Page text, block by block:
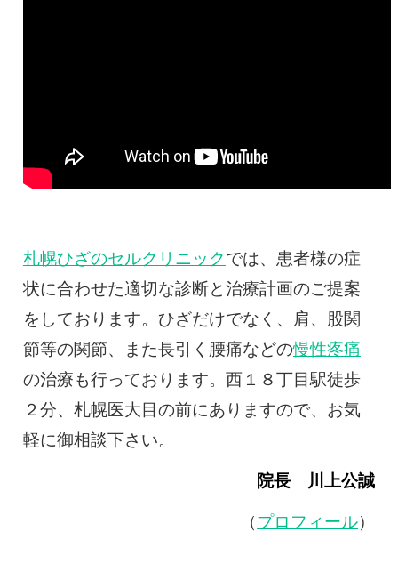
札幌ひざのセルクリニックでは、患者様の症
状に合わせた適切な診断と治療計画のご提案
をしております。ひざだけでなく、肩、股関
節等の関節、また長引く腰痛などの慢性疼痛
の治療も行っております。西１８丁目駅徒歩
２分、札幌医大目の前にありますので、お気
軽に御相談下さい。
院長 川上公誠
（プロフィール）